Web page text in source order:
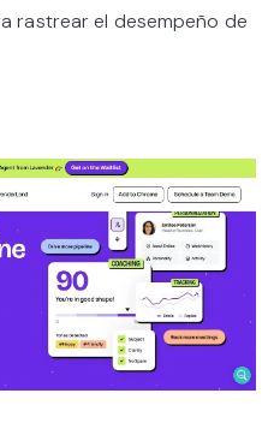
rastrear el desempeño de